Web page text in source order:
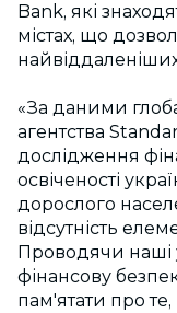
Bank, які
містах, що
«За даними
агентства
дослідження
освіченості
дорослого
відсутність
Проводячи
фінансову
пам'ятати про